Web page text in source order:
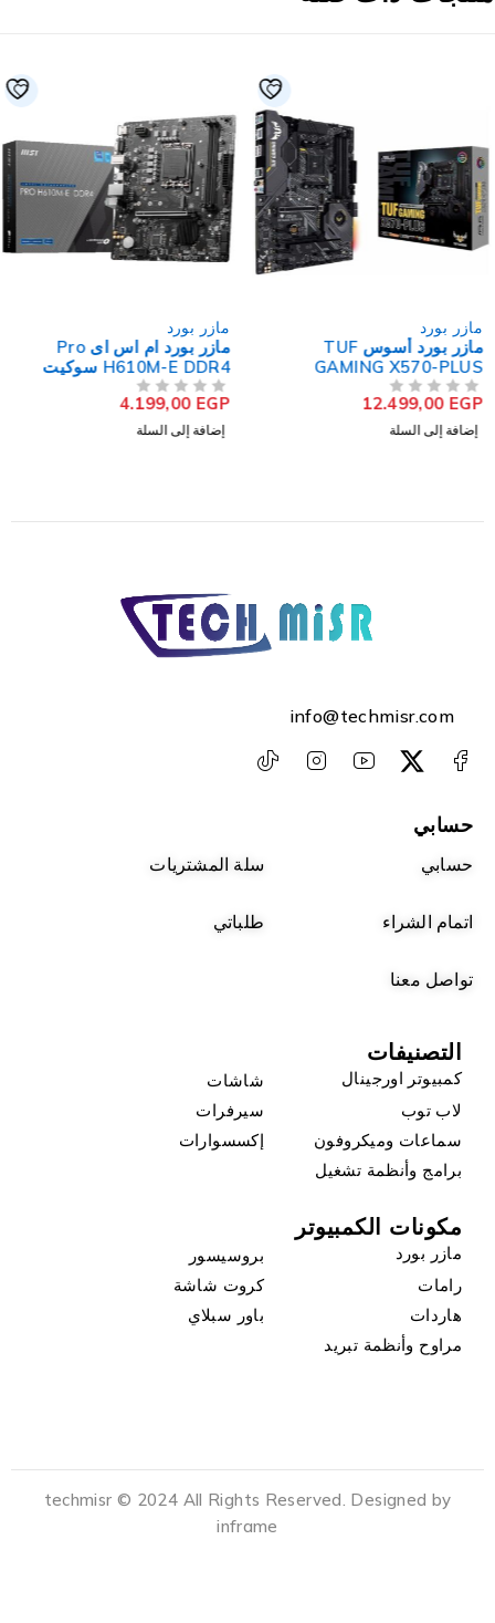
مازر بورد
مازر بورد أسوس TUF
GAMING X570-PLUS
سوكيت معالج AM4
12.499,00EGP
إضافة إلى السلة
مازر بورد
مازر بورد ام اس اى Pro
H610M-E DDR4 سوكيت
معالج LGA 1700
4.199,00EGP
إضافة إلى السلة
info@techmisr.com
حسابي
حسابي سلة المشتريات
اتمام الشراء طلباتي
تواصل معنا
التصنيفات
كمبيوتر اورجينال
شاشات
لاب توب
سيرفرات
سماعات وميكروفون
إكسسوارات
برامج وأنظمة تشغيل
مكونات الكمبيوتر
مازر بورد
بروسيسور
رامات
كروت شاشة
هاردات
باور سبلاي
مراوح وأنظمة تبريد
techmisr © 2024 All Rights Reserved. Designed by
inframe